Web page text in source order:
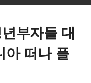
부자들 대
아 떠나 플